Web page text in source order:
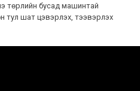
төрлийн бусад машинтай
тул шат цэвэрлэх, тээвэрлэх